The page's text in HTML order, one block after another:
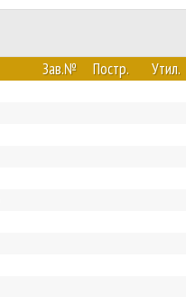
Зав.№ Постр. Утил.